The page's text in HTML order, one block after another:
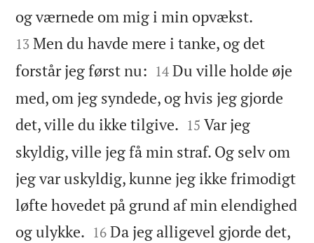
og værnede om mig i min opvækst.
13 Men du havde mere i tanke, og det
forstår jeg først nu: 

14 Du ville holde øje
med, om jeg syndede, og hvis jeg gjorde
det, ville du ikke tilgive. 

15 Var jeg
skyldig, ville jeg få min straf. Og selv om
jeg var uskyldig, kunne jeg ikke frimodigt
løfte hovedet på grund af min elendighed
og ulykke. 

16 Da jeg alligevel gjorde det,